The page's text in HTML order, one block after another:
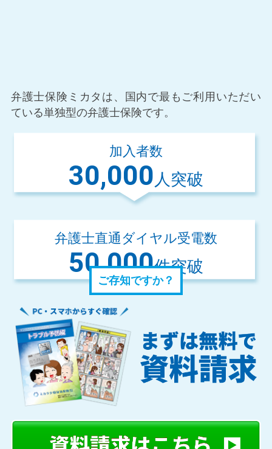
弁護士保険ミカタは、国内で最もご利用いただい
ている単独型の弁護士保険です。
加入者数
30,000人突破
弁護士直通ダイヤル受電数
50,000件突破
ご存知ですか？